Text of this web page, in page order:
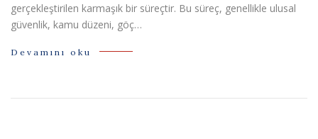
gerçekleştirilen karmaşık bir süreçtir. Bu süreç, genellikle ulusal
güvenlik, kamu düzeni, göç…
Devamını oku